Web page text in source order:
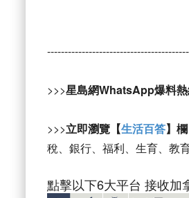
>>>星島網WhatsApp爆料
>>>立即瀏覽【生活百答】
稅、銀行、福利、生育、教育
點擊以下6大平台 接收加